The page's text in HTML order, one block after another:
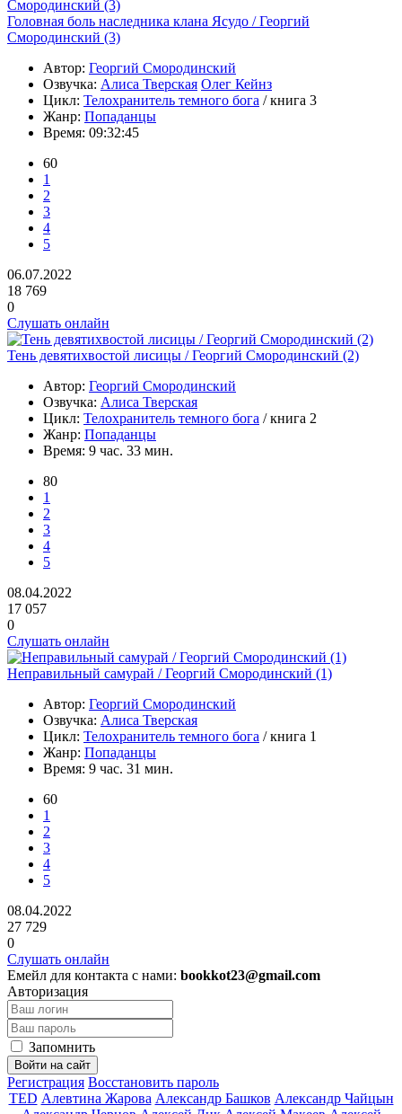
Головная боль наследника клана Ясудо / Георгий
Смородинский (3)
Автор: Георгий Смородинский
Озвучка: Алиса Тверская Олег Кейнз
Цикл: Телохранитель темного бога / книга 3
Жанр: Попаданцы
Время: 09:32:45
60
1
2
3
4
5
06.07.2022
18 769
0
Слушать онлайн
Тень девятихвостой лисицы / Георгий Смородинский (2)
Автор: Георгий Смородинский
Озвучка: Алиса Тверская
Цикл: Телохранитель темного бога / книга 2
Жанр: Попаданцы
Время: 9 час. 33 мин.
80
1
2
3
4
5
08.04.2022
17 057
0
Слушать онлайн
Неправильный самурай / Георгий Смородинский (1)
Автор: Георгий Смородинский
Озвучка: Алиса Тверская
Цикл: Телохранитель темного бога / книга 1
Жанр: Попаданцы
Время: 9 час. 31 мин.
60
1
2
3
4
5
08.04.2022
27 729
0
Слушать онлайн
Емейл для контакта с нами: bookkot23@gmail.com
Авторизация
Запомнить
Войти на сайт
Регистрация Восстановить пароль
TED Алевтина Жарова Александр Башков Александр Чайцын